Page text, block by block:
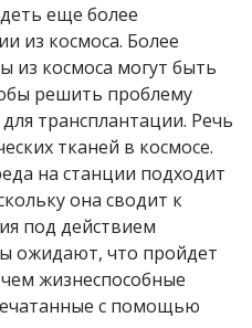
еще более
из космоса. Более
из космоса могут быть
решить проблему
трансплантации. Речь
тканей в космосе.
на станции подходит
она сводит к
под действием
ожидают, что пройдет
жизнеспособные
с помощью